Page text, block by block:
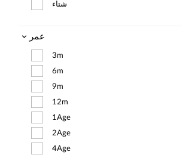
شتاء
عمر
3m
6m
9m
12m
1Age
2Age
4Age